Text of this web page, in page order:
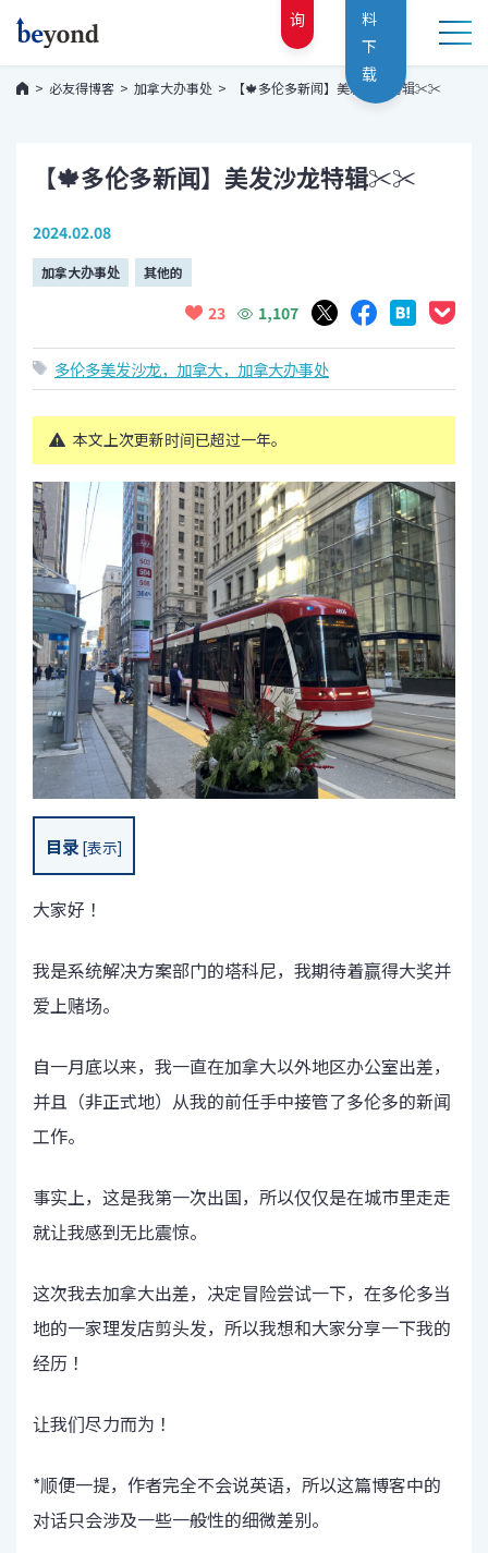
询
料
下
载
必友得博客 加拿大办事处 【🍁多伦多新闻】美发沙龙特辑✂✂
【🍁多伦多新闻】美发沙龙特辑✂✂
2024.02.08
加拿大办事处 其他的
23 1,107
多伦多美发沙龙，加拿大，加拿大办事处
本文上次更新时间已超过一年。
目录 [表示]
大家好！
我是系统解决方案部门的塔科尼，我期待着赢得大奖并
爱上赌场。
自一月底以来，我一直在加拿大以外地区办公室出差，
并且（非正式地）从我的前任手中接管了多伦多的新闻
工作。
事实上，这是我第一次出国，所以仅仅是在城市里走走
就让我感到无比震惊。
这次我去加拿大出差，决定冒险尝试一下，在多伦多当
地的一家理发店剪头发，所以我想和大家分享一下我的
经历！
让我们尽力而为！
*顺便一提，作者完全不会说英语，所以这篇博客中的
对话只会涉及一些一般性的细微差别。